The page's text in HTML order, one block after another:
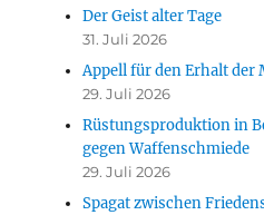
Der Geist alter Tage
31. Juli 2026
Appell für den Erhalt der
29. Juli 2026
Rüstungsproduktion in
gegen Waffenschmiede
29. Juli 2026
Spagat zwischen